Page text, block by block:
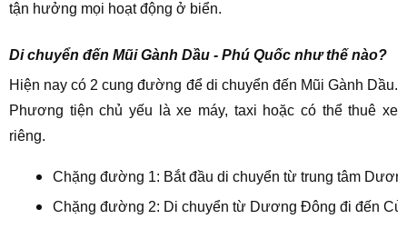
tận hưởng mọi hoạt động ở biển.
Di chuyển đến Mũi Gành Dầu - Phú Quốc như thế nào?
Hiện nay có 2 cung đường để di chuyển đến Mũi Gành Dầu.
Phương tiện chủ yếu là xe máy, taxi hoặc có thể thuê xe
riêng.
Chặng đường 1: Bắt đầu di chuyển từ trung tâm
Chặng đường 2: Di chuyển từ Dương Đông đi đến